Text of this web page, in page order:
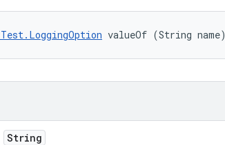
valueOf (String name)
String